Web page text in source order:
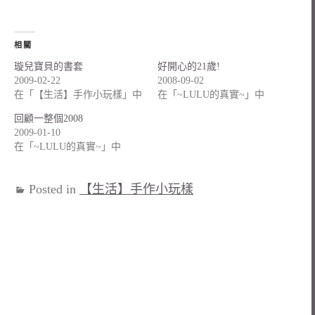
相關
璇兒寶貝的書套
2009-02-22
在「【生活】手作小玩樣」中
好開心的21歲!
2008-09-02
在「~LULU的真實~」中
回顧一整個2008
2009-01-10
在「~LULU的真實~」中
Posted in 【生活】手作小玩樣